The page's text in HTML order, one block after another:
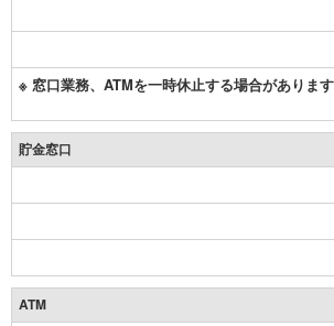
※ 窓口業務、ATMを一時休止する場合があります
貯金窓口
ATM